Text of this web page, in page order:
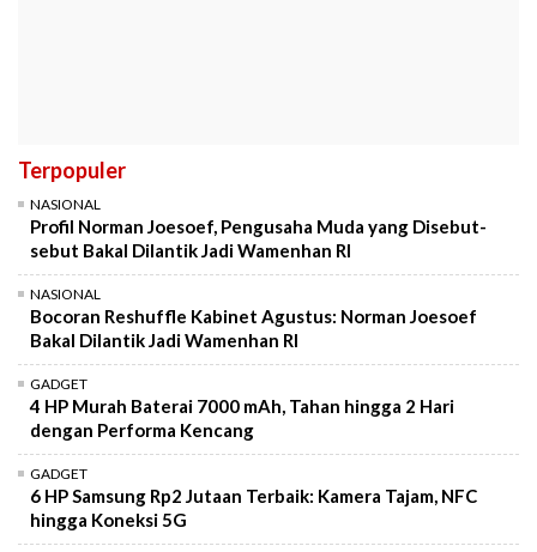
Terpopuler
NASIONAL
Profil Norman Joesoef, Pengusaha Muda yang Disebut-
sebut Bakal Dilantik Jadi Wamenhan RI
NASIONAL
Bocoran Reshuffle Kabinet Agustus: Norman Joesoef
Bakal Dilantik Jadi Wamenhan RI
GADGET
4 HP Murah Baterai 7000 mAh, Tahan hingga 2 Hari
dengan Performa Kencang
GADGET
6 HP Samsung Rp2 Jutaan Terbaik: Kamera Tajam, NFC
hingga Koneksi 5G